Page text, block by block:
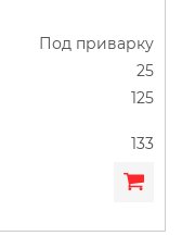
Под приварку
25
125
133